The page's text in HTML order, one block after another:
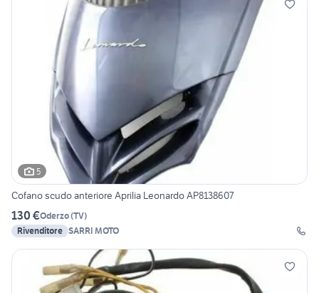
5
Cofano scudo anteriore Aprilia Leonardo AP8138607
130 €Oderzo(TV)
Rivenditore SARRI MOTO